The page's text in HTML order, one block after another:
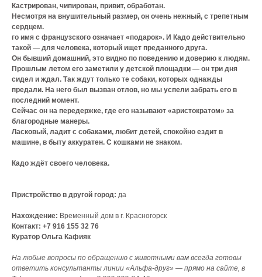
Кастрирован, чипирован, привит, обработан.
Несмотря на внушительный размер, он очень нежный, с трепетным
сердцем.
го имя с французского означает «подарок». И Кадо действительно
такой — для человека, который ищет преданного друга.
Он бывший домашний, это видно по поведению и доверию к людям.
Прошлым летом его заметили у детской площадки — он три дня
сидел и ждал. Так ждут только те собаки, которых однажды
предали. На него был вызван отлов, но мы успели забрать его в
последний момент.
Сейчас он на передержке, где его называют «аристократом» за
благородные манеры.
Ласковый, ладит с собаками, любит детей, спокойно ездит в
машине, в быту аккуратен. С кошками не знаком.
Кадо ждёт своего человека.
Пристройство в другой город: да
Нахождение: Временный дом в г. Красногорск
Контакт: +7 916 155 32 76
Куратор Ольга Кафияк
На любые вопросы по обращению с животными вам всегда готовы
ответить консультанты линии «Альфа-друг» — прямо на сайте, в